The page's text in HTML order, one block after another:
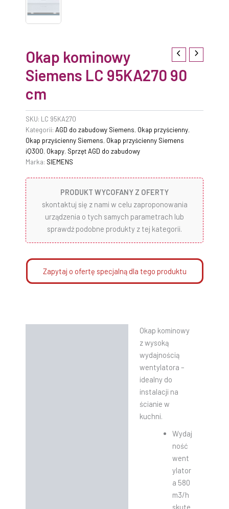
Okap kominowy
Siemens LC 95KA270 90
cm
SKU: LC 95KA270
Kategorii: AGD do zabudowy Siemens, Okap przyścienny,
Okap przyścienny Siemens, Okap przyścienny Siemens
iQ300, Okapy, Sprzęt AGD do zabudowy
Marka: SIEMENS
PRODUKT WYCOFANY Z OFERTY
skontaktuj się z nami w celu zaproponowania
urządzenia o tych samych parametrach lub
sprawdź podobne produkty z tej kategorii.
Zapytaj o ofertę specjalną dla tego produktu
Okap kominowy
z wysoką
wydajnością
wentylatora –
idealny do
instalacji na
ścianie w
kuchni.
Wydaj
ność
went
ylator
a 580
m3/h
skute